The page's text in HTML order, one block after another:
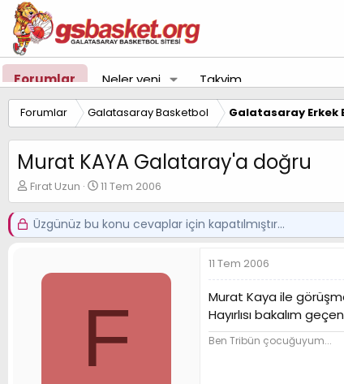
Forumlar Neler yeni Takvim
Forumlar Galatasaray Basketbol Galatasaray Erkek
Murat KAYA Galataray'a doğru
K
o
n
u
Fırat Uzun
B
a
ş
g
t
r
11 Tem 2006
Üzgünüz bu konu cevaplar için kapatılmıştır...
F
11 Tem 2006
Murat Kaya ile
Hayırlısı bakalım
Ben Tribün çocuğuyum...